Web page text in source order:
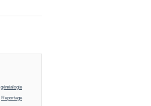
généalogie
Reportage